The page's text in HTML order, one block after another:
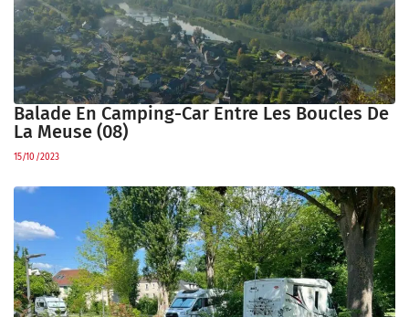
Balade En Camping-Car Entre Les Boucles De
La Meuse (08)
15/10/2023